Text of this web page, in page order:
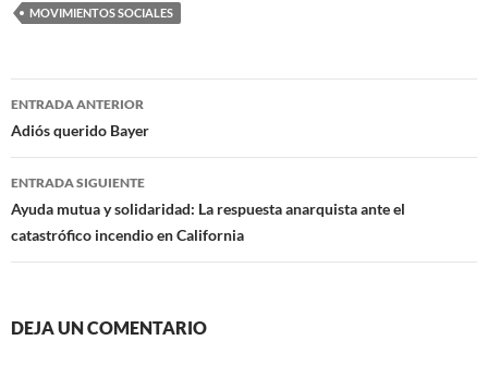
MOVIMIENTOS SOCIALES
Navegación
de
entradas
ENTRADA ANTERIOR
Adiós querido Bayer
ENTRADA SIGUIENTE
Ayuda mutua y solidaridad: La respuesta anarquista ante el
catastrófico incendio en California
DEJA UN COMENTARIO